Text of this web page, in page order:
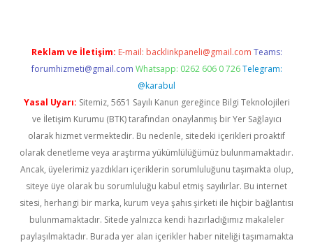
Reklam ve İletişim: E-mail: backlinkpaneli@gmail.com Teams:
forumhizmeti@gmail.com Whatsapp: 0262 606 0 726 Telegram:
@karabul
Yasal Uyarı: Sitemiz, 5651 Sayılı Kanun gereğince Bilgi Teknolojileri
ve İletişim Kurumu (BTK) tarafından onaylanmış bir Yer Sağlayıcı
olarak hizmet vermektedir. Bu nedenle, sitedeki içerikleri proaktif
olarak denetleme veya araştırma yükümlülüğümüz bulunmamaktadır.
Ancak, üyelerimiz yazdıkları içeriklerin sorumluluğunu taşımakta olup,
siteye üye olarak bu sorumluluğu kabul etmiş sayılırlar. Bu internet
sitesi, herhangi bir marka, kurum veya şahıs şirketi ile hiçbir bağlantısı
bulunmamaktadır. Sitede yalnızca kendi hazırladığımız makaleler
paylaşılmaktadır. Burada yer alan içerikler haber niteliği taşımamakta